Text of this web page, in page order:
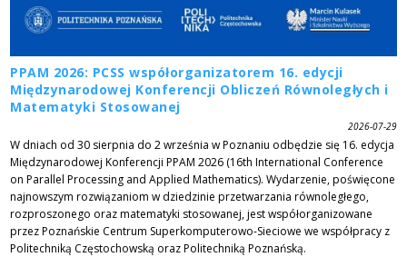
PPAM 2026: PCSS współorganizatorem 16. edycji
Międzynarodowej Konferencji Obliczeń Równoległych i
Matematyki Stosowanej
2026-07-29
W dniach od 30 sierpnia do 2 września w Poznaniu odbędzie się 16. edycja
Międzynarodowej Konferencji PPAM 2026 (16th International Conference
on Parallel Processing and Applied Mathematics). Wydarzenie, poświęcone
najnowszym rozwiązaniom w dziedzinie przetwarzania równoległego,
rozproszonego oraz matematyki stosowanej, jest współorganizowane
przez Poznańskie Centrum Superkomputerowo-Sieciowe we współpracy z
Politechniką Częstochowską oraz Politechniką Poznańską.